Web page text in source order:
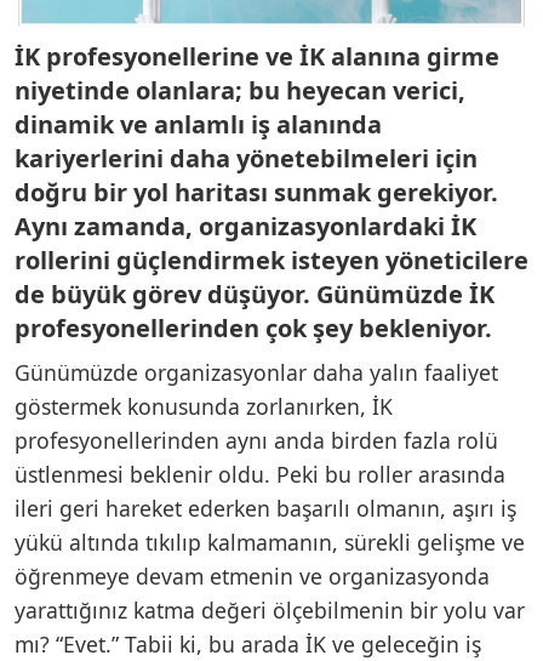
İK profesyonellerine ve İK alanına girme
niyetinde olanlara; bu heyecan verici,
dinamik ve anlamlı iş alanında
kariyerlerini daha yönetebilmeleri için
doğru bir yol haritası sunmak gerekiyor.
Aynı zamanda, organizasyonlardaki İK
rollerini güçlendirmek isteyen yöneticilere
de büyük görev düşüyor. Günümüzde İK
profesyonellerinden çok şey bekleniyor.
Günümüzde organizasyonlar daha yalın faaliyet
göstermek konusunda zorlanırken, İK
profesyonellerinden aynı anda birden fazla rolü
üstlenmesi beklenir oldu. Peki bu roller arasında
ileri geri hareket ederken başarılı olmanın, aşırı iş
yükü altında tıkılıp kalmamanın, sürekli gelişme ve
öğrenmeye devam etmenin ve organizasyonda
yarattığınız katma değeri ölçebilmenin bir yolu var
mı? “Evet.” Tabii ki, bu arada İK ve geleceğin iş